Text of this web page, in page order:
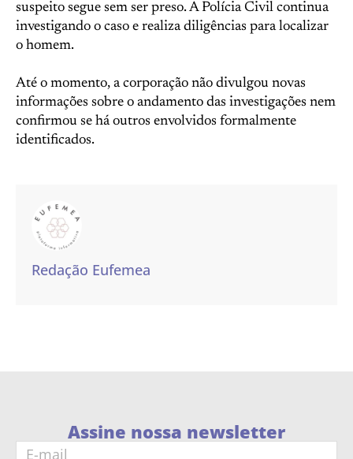
suspeito segue sem ser preso. A Polícia Civil continua
investigando o caso e realiza diligências para localizar
o homem.
Até o momento, a corporação não divulgou novas
informações sobre o andamento das investigações nem
confirmou se há outros envolvidos formalmente
identificados.
Redação Eufemea
Assine nossa newsletter